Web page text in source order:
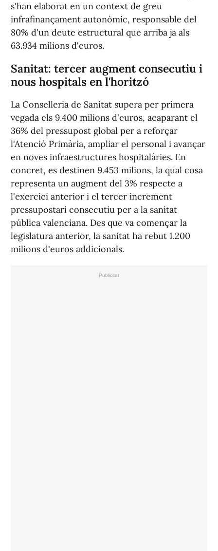
s'han elaborat en un context de greu
infrafinançament autonòmic, responsable del
80% d'un deute estructural que arriba ja als
63.934 milions d'euros.
Sanitat: tercer augment consecutiu i
nous hospitals en l'horitzó
La Conselleria de Sanitat supera per primera
vegada els 9.400 milions d'euros, acaparant el
36% del pressupost global per a reforçar
l'Atenció Primària, ampliar el personal i avançar
en noves infraestructures hospitalàries. En
concret, es destinen 9.453 milions, la qual cosa
representa un augment del 3% respecte a
l'exercici anterior i el tercer increment
pressupostari consecutiu per a la sanitat
pública valenciana. Des que va començar la
legislatura anterior, la sanitat ha rebut 1.200
milions d'euros addicionals.